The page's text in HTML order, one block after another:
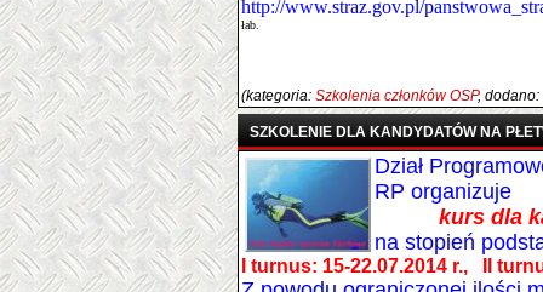
http://www.straz.gov.pl/
łab.
(kategoria: Szkolenia członków OSP,
SZKOLENIE DLA KANDYDATÓW NA
Dział
RP organizuje
kurs dla
na stopień
I turnus: 15-22.07.2014 r., II